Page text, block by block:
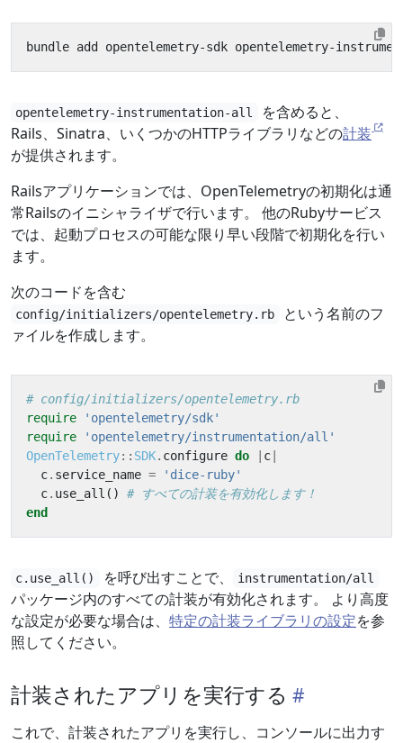
opentelemetry-instrumentation-all
を含めると、
Rails、Sinatra、いくつかのHTTPライブラリなどの計装
が提供されます。
Railsアプリケーションでは、OpenTelemetryの初期化は通
常Railsのイニシャライザで行います。 他のRubyサービス
では、起動プロセスの可能な限り早い段階で初期化を行い
ます。
次のコードを含む
config/initializers/opentelemetry.rb
という名前のフ
ァイルを作成します。
# config/initializers/opentelemetry.rb
require
'opentelemetry/sdk'
require
'opentelemetry/instrumentation/all'
OpenTelemetry:: SDK. configure do c
c. service_name =
'dice-ruby'
c. use_all ()
# すべての計装を有効化します！
end
c.use_all() を呼び出すことで、 instrumentation/all
パッケージ内のすべての計装が有効化されます。 より高度
な設定が必要な場合は、 特定の計装ライブラリの設定を参
照してください。
計装されたアプリを実行する
これで、計装されたアプリを実行し、コンソールに出力す